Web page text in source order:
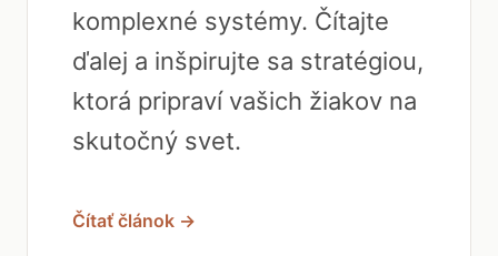
komplexné systémy. Čítajte
ďalej a inšpirujte sa stratégiou,
ktorá pripraví vašich žiakov na
skutočný svet.
Čítať článok →